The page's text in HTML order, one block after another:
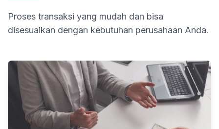
Proses transaksi yang mudah dan bisa
disesuaikan dengan kebutuhan perusahaan Anda.